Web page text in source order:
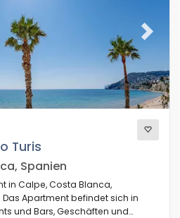
Next
Turis
Spanien
in Calpe, Costa Blanca,
Das Apartment befindet sich in
und Bars, Geschäften und